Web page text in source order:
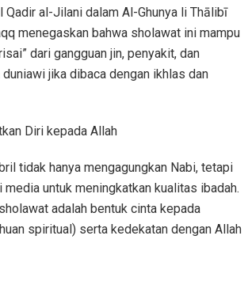
Qadir al-Jilani dalam Al-Ghunya li Thālibī
menegaskan bahwa sholawat ini mampu
dari gangguan jin, penyakit, dan
duniawi jika dibaca dengan ikhlas dan
Diri kepada Allah
tidak hanya mengagungkan Nabi, tetapi
media untuk meningkatkan kualitas ibadah.
adalah bentuk cinta kepada
spiritual) serta kedekatan dengan Allah